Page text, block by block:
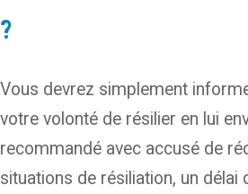
?
Vous devrez simplement
votre volonté de résilier en lui
recommandé avec accusé de
situations de résiliation, un délai